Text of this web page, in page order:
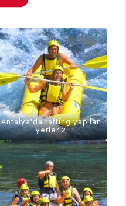
Antalya'da rafting yapılan
yerler 2